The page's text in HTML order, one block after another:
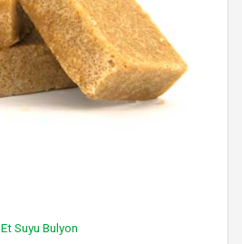
Et Suyu Bulyon